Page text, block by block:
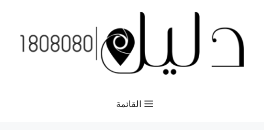
المحتوى
القائمة